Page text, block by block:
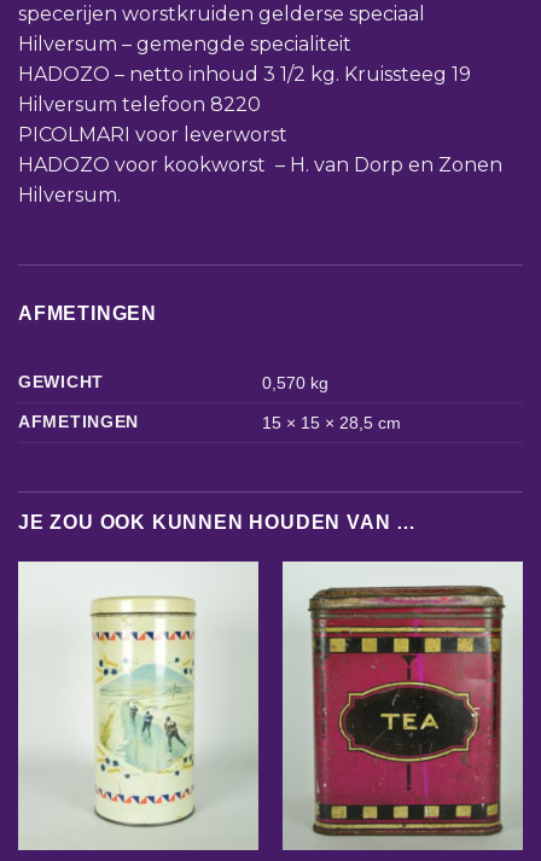
specerijen worstkruiden gelderse speciaal
Hilversum – gemengde specialiteit
HADOZO – netto inhoud 3 1/2 kg. Kruissteeg 19
Hilversum telefoon 8220
PICOLMARI voor leverworst
HADOZO voor kookworst – H. van Dorp en Zonen
Hilversum.
AFMETINGEN
GEWICHT
0,570 kg
AFMETINGEN
15 × 15 × 28,5 cm
JE ZOU OOK KUNNEN HOUDEN VAN …